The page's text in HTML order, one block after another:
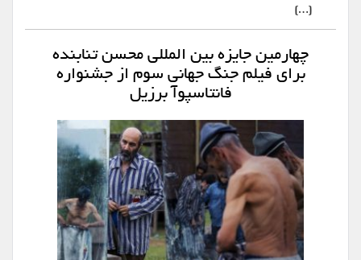
[…]
چهارمین جایزه بین المللی محسن تنابنده
برای فیلم جنگ جهانی سوم از جشنواره
فانتاسپوآ برزیل